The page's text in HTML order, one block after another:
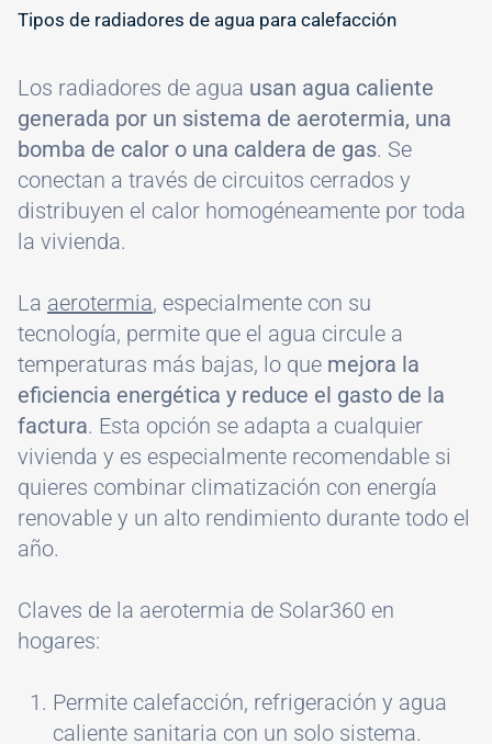
Tipos de radiadores de agua para calefacción
Los radiadores de agua usan agua caliente
generada por un sistema de aerotermia, una
bomba de calor o una caldera de gas. Se
conectan a través de circuitos cerrados y
distribuyen el calor homogéneamente por toda
la vivienda.
La aerotermia, especialmente con su
tecnología, permite que el agua circule a
temperaturas más bajas, lo que mejora la
eficiencia energética y reduce el gasto de la
factura. Esta opción se adapta a cualquier
vivienda y es especialmente recomendable si
quieres combinar climatización con energía
renovable y un alto rendimiento durante todo el
año.
Claves de la aerotermia de Solar360 en
hogares:
Permite calefacción, refrigeración y agua
caliente sanitaria con un solo sistema.